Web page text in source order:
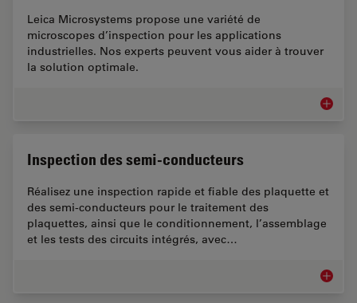
Leica Microsystems propose une variété de
microscopes d’inspection pour les applications
industrielles. Nos experts peuvent vous aider à trouver
la solution optimale.
Inspection des semi-conducteurs
Réalisez une inspection rapide et fiable des plaquette et
des semi-conducteurs pour le traitement des
plaquettes, ainsi que le conditionnement, l’assemblage
et les tests des circuits intégrés, avec…